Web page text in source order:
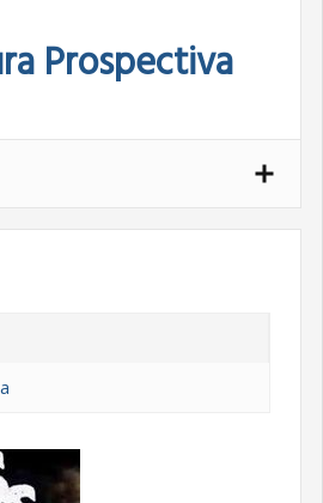
Prospectiva